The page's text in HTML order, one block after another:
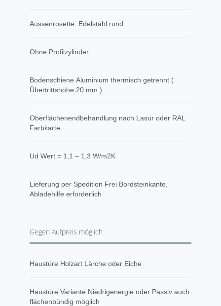
Aussenrosette: Edelstahl rund
Ohne Profilzylinder
Bodenschiene Aluminium thermisch getrennt (
Übertrittshöhe 20 mm )
Oberflächenendbehandlung nach Lasur oder RAL
Farbkarte
Ud Wert = 1,1 – 1,3 W/m2K
Lieferung per Spedition Frei Bordsteinkante,
Abladehilfe erforderlich
Gegen Aufpreis möglich
Haustüre Holzart Lärche oder Eiche
Haustüre Variante Niedrigenergie oder Passiv auch
flächenbündig möglich